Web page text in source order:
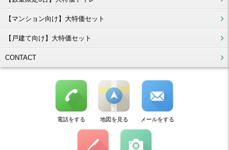
【マンション向け】大特価セット
【戸建て向け】大特価セット
CONTACT
電話をする 地図を見る メールをする